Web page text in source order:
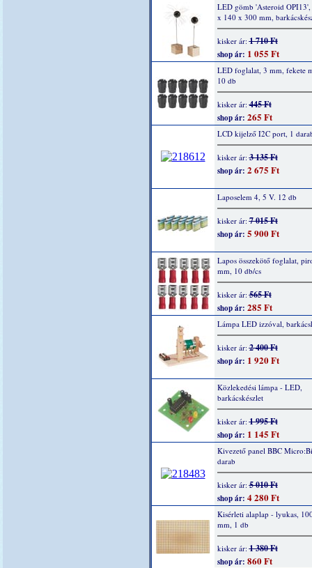
LED gömb 'Asteroid
x 140 x 300 mm,
kisker ár:1 710 Ft
shop ár: 1 055 Ft
LED foglalat, 3 mm, fekete
10 db
kisker ár:445 Ft
shop ár: 265 Ft
LCD kijelző I2C port, 1
kisker ár:3 135 Ft
shop ár: 2 675 Ft
Laposelem 4, 5 V. 12 db
kisker ár:7 015 Ft
shop ár: 5 900 Ft
Lapos összekötő foglalat,
mm, 10 db/cs
kisker ár:565 Ft
shop ár: 285 Ft
Lámpa LED izzóval,
kisker ár:2 400 Ft
shop ár: 1 920 Ft
Közlekedési lámpa - LED,
barkácskészlet
kisker ár:1 995 Ft
shop ár: 1 145 Ft
Kivezető panel BBC
darab
kisker ár:5 010 Ft
shop ár: 4 280 Ft
Kisérleti alaplap - lyukas,
mm, 1 db
kisker ár:1 380 Ft
shop ár: 860 Ft